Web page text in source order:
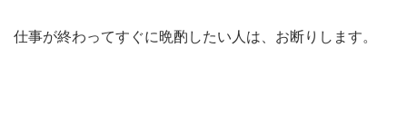
仕事が終わってすぐに晩酌したい人は、お断りします。